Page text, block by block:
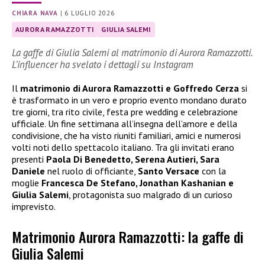
CHIARA NAVA | 6 LUGLIO 2026
AURORA RAMAZZOTTI GIULIA SALEMI
La gaffe di Giulia Salemi al matrimonio di Aurora Ramazzotti.
L’influencer ha svelato i dettagli su Instagram
Il matrimonio di Aurora Ramazzotti e Goffredo Cerza si
è trasformato in un vero e proprio evento mondano durato
tre giorni, tra rito civile, festa pre wedding e celebrazione
ufficiale. Un fine settimana all’insegna dell’amore e della
condivisione, che ha visto riuniti familiari, amici e numerosi
volti noti dello spettacolo italiano. Tra gli invitati erano
presenti Paola Di Benedetto, Serena Autieri, Sara
Daniele nel ruolo di officiante, Santo Versace con la
moglie Francesca De Stefano, Jonathan Kashanian e
Giulia Salemi, protagonista suo malgrado di un curioso
imprevisto.
Matrimonio Aurora Ramazzotti: la gaffe di
Giulia Salemi